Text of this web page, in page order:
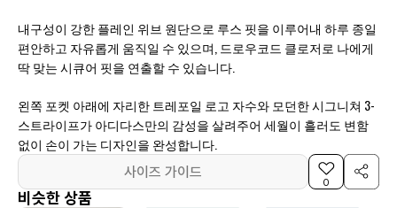
내구성이 강한 플레인 위브 원단으로 루스 핏을 이루어내 하루 종일
편안하고 자유롭게 움직일 수 있으며, 드로우코드 클로저로 나에게
딱 맞는 시큐어 핏을 연출할 수 있습니다.
왼쪽 포켓 아래에 자리한 트레포일 로고 자수와 모던한 시그니쳐 3-
스트라이프가 아디다스만의 감성을 살려주어 세월이 흘러도 변함
없이 손이 가는 디자인을 완성합니다.
사이즈 가이드
0
비슷한 상품